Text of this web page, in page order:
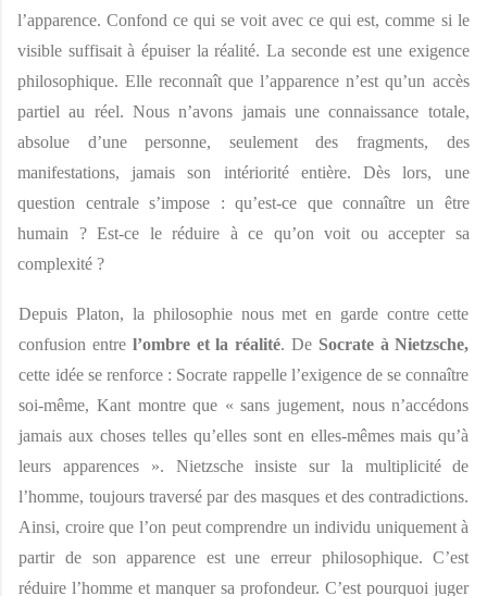
l’apparence. Confond ce qui se voit avec ce qui est, comme si le
visible suffisait à épuiser la réalité. La seconde est une exigence
philosophique. Elle reconnaît que l’apparence n’est qu’un accès
partiel au réel. Nous n’avons jamais une connaissance totale,
absolue d’une personne, seulement des fragments, des
manifestations, jamais son intériorité entière. Dès lors, une
question centrale s’impose : qu’est-ce que connaître un être
humain ? Est-ce le réduire à ce qu’on voit ou accepter sa
complexité ?
Depuis Platon, la philosophie nous met en garde contre cette
confusion entre l’ombre et la réalité. De
cette idée se renforce : Socrate rappelle l’exigence de se connaître
soi-même, Kant montre que « sans jugement, nous n’accédons
jamais aux choses telles qu’elles sont en elles-mêmes mais qu’à
leurs apparences ». Nietzsche insiste sur la multiplicité de
l’homme, toujours traversé par des masques et des contradictions.
Ainsi, croire que l’on peut comprendre un individu uniquement à
partir de son apparence est une erreur philosophique. C’est
réduire l’homme et manquer sa profondeur. C’est pourquoi juger